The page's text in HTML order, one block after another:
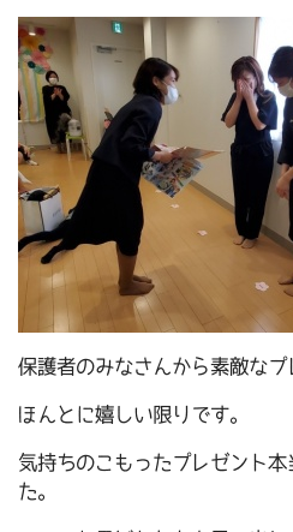
保護者のみなさんから素敵な
ほんとに嬉しい限りです。
気持ちのこもったプレゼント
た。